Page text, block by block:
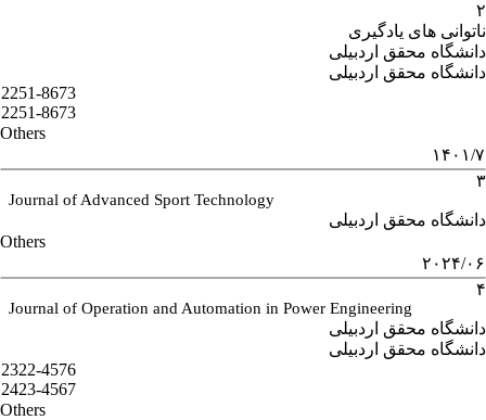
۲
ناتوانی های یادگیری
دانشگاه محقق اردبیلی
دانشگاه محقق اردبیلی
2251-8673
2251-8673
Others
۱۴۰۱/۷
۳
Journal of Advanced Sport Technology
دانشگاه محقق اردبیلی
Others
۲۰۲۴/۰۶
۴
Journal of Operation and Automation in Power Engineering
دانشگاه محقق اردبیلی
دانشگاه محقق اردبیلی
2322-4576
2423-4567
Others